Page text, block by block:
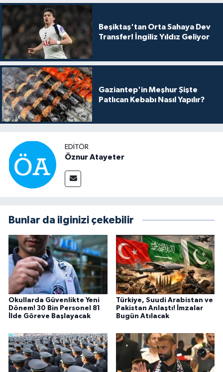
Beşiktaş'tan Orta Sahaya Dev
Transfer! İngiliz Yıldız Geliyor
Gaziantep'in Meşhur Şişte
Patlıcan Kebabı Nasıl Yapılır?
EDITÖR
Öznur Atayeter
Bunlar da ilginizi çekebilir
Okullarda Güvenlikte Yeni
Dönem! 30 Bin Personel 81
İlde Göreve Başlayacak
Türkiye, Suudi Arabistan ve
Pakistan Anlaştı! İmzalar
Bugün Atılacak